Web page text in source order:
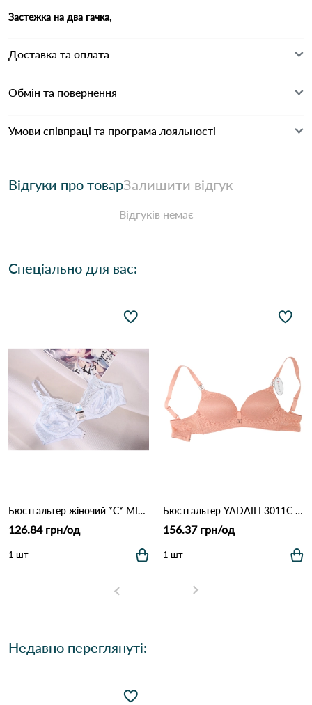
Застежка на два гачка,
Доставка та оплата
Обмін та повернення
Умови співпраці та програма лояльності
Відгуки про товарЗалишити відгук
Відгуків немає
Спеціально для вас:
Бюстгальтер жіночий *C* MIS AITOR 8016 3.3 Білий
126.84 грн/од
1 шт
Бюстгальтер YADAILI 3011С 2,2 Персиковий
156.37 грн/од
1 шт
Недавно переглянуті: